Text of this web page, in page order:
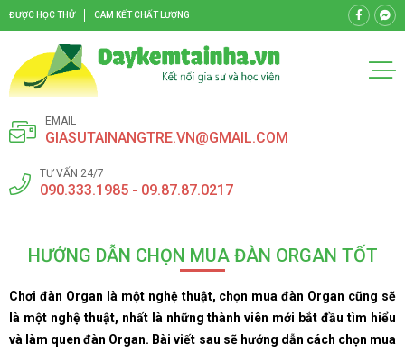
ĐƯỢC HỌC THỬ CAM KẾT CHẤT LƯỢNG
EMAIL
GIASUTAINANGTRE.VN@GMAIL.COM
TƯ VẤN 24/7
090.333.1985 - 09.87.87.0217
HƯỚNG DẪN CHỌN MUA ĐÀN ORGAN TỐT
Chơi đàn Organ là một nghệ thuật, chọn mua đàn Organ cũng sẽ
là một nghệ thuật, nhất là những thành viên mới bắt đầu tìm hiểu
và làm quen đàn Organ. Bài viết sau sẽ hướng dẫn cách chọn mua